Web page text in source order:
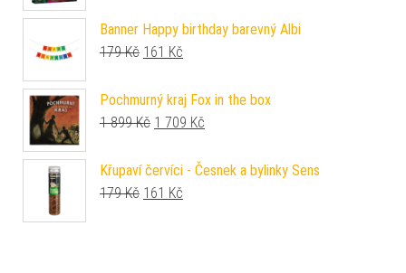
Banner Happy birthday barevný Albi
179Kč Původní cena byla: 179 Kč.
161 Kč
Pochmurný kraj Fox in the box
1 899Kč Původní cena byla: 1 899 Kč.
1 709 Kč
Křupaví červíci - Česnek a bylinky Sens
179Kč Původní cena byla: 179 Kč.
161 Kč